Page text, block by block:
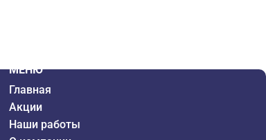
МЕНЮ
Главная
Акции
Наши работы